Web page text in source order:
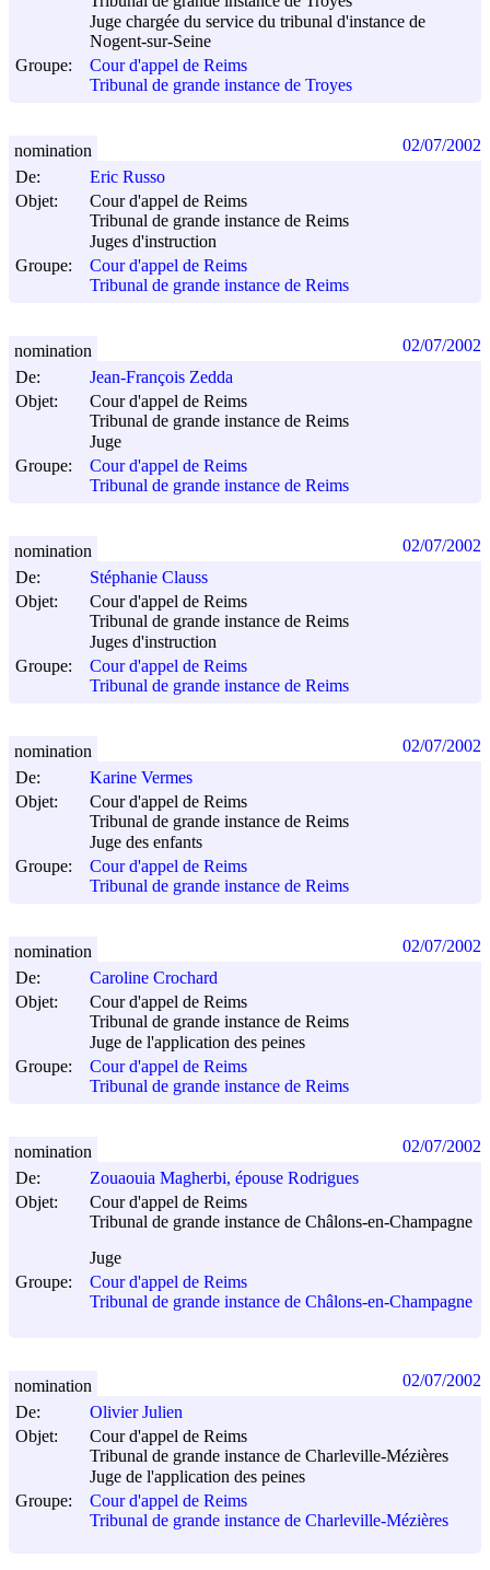
Juge chargée du service du tribunal d'instance de
Nogent-sur-Seine
Groupe:
Cour d'appel de Reims
Tribunal de grande instance de Troyes
De:
Eric Russo
Objet:
Cour d'appel de Reims
Tribunal de grande instance de Reims
Juges d'instruction
Groupe:
Cour d'appel de Reims
Tribunal de grande instance de Reims
nomination 02/07/2002
De:
Jean-François Zedda
Objet:
Cour d'appel de Reims
Tribunal de grande instance de Reims
Juge
Groupe:
Cour d'appel de Reims
Tribunal de grande instance de Reims
nomination 02/07/2002
De:
Stéphanie Clauss
Objet:
Cour d'appel de Reims
Tribunal de grande instance de Reims
Juges d'instruction
Groupe:
Cour d'appel de Reims
Tribunal de grande instance de Reims
nomination 02/07/2002
De:
Karine Vermes
Objet:
Cour d'appel de Reims
Tribunal de grande instance de Reims
Juge des enfants
Groupe:
Cour d'appel de Reims
Tribunal de grande instance de Reims
nomination 02/07/2002
De:
Caroline Crochard
Objet:
Cour d'appel de Reims
Tribunal de grande instance de Reims
Juge de l'application des peines
Groupe:
Cour d'appel de Reims
Tribunal de grande instance de Reims
nomination 02/07/2002
De:
Zouaouia Magherbi, épouse Rodrigues
Objet:
Cour d'appel de Reims
Tribunal de grande instance de Châlons-en-Champagne
Juge
Groupe:
Cour d'appel de Reims
Tribunal de grande instance de Châlons-en-Champagne
nomination 02/07/2002
De:
Olivier Julien
Objet:
Cour d'appel de Reims
Tribunal de grande instance de Charleville-Mézières
Juge de l'application des peines
Groupe:
Cour d'appel de Reims
Tribunal de grande instance de Charleville-Mézières
nomination 02/07/2002